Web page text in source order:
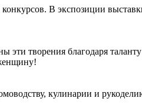
В экспозиции
эти творения благодаря
кулинарии и